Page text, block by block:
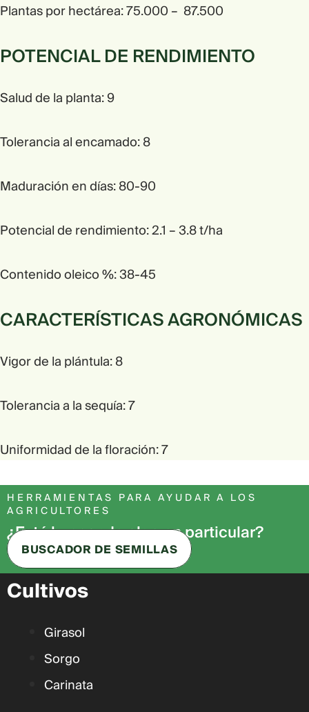
Plantas por hectárea: 75.000 – 87.500
POTENCIAL DE RENDIMIENTO
Salud de la planta: 9
Tolerancia al encamado: 8
Maduración en días: 80-90
Potencial de rendimiento: 2.1 – 3.8 t/ha
Contenido oleico %: 38-45
CARACTERÍSTICAS AGRONÓMICAS
Vigor de la plántula: 8
Tolerancia a la sequía: 7
Uniformidad de la floración: 7
HERRAMIENTAS PARA AYUDAR A LOS
AGRICULTORES
¿Está buscando algo en particular?
BUSCADOR DE SEMILLAS
Cultivos
Girasol
Sorgo
Carinata